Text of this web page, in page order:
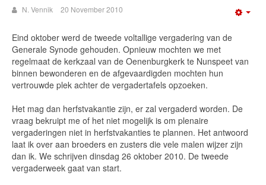
N. Vennik 20 November 2010
Eind oktober werd de tweede voltallige vergadering van de
Generale Synode gehouden. Opnieuw mochten we met
regelmaat de kerkzaal van de Oenenburgkerk te Nunspeet van
binnen bewonderen en de afgevaardigden mochten hun
vertrouwde plek achter de vergadertafels opzoeken.
Het mag dan herfstvakantie zijn, er zal vergaderd worden. De
vraag bekruipt me of het niet mogelijk is om plenaire
vergaderingen niet in herfstvakanties te plannen. Het antwoord
laat ik over aan broeders en zusters die vele malen wijzer zijn
dan ik. We schrijven dinsdag 26 oktober 2010. De tweede
vergaderweek gaat van start.